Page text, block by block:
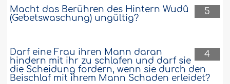
5
Macht das Berühren des Hintern Wudû
(Gebetswaschung) ungültig?
4
Darf eine Frau ihren Mann daran
hindern mit ihr zu schlafen und darf sie
die Scheidung fordern, wenn sie durch den
Beischlaf mit ihrem Mann Schaden erleidet?